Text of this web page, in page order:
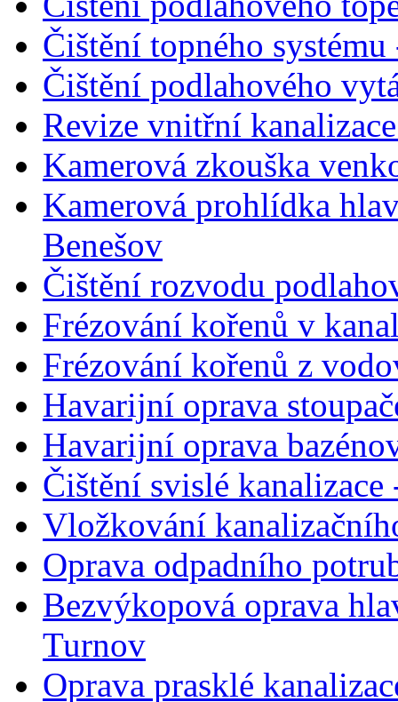
Čištění topného
Čištění podlahového
Revize vnitřní
Kamerová zkouška
Kamerová prohlídka
Benešov
Čištění rozvodu
Frézování kořenů v
Frézování kořenů z
Havarijní oprava
Havarijní oprava
Čištění svislé kanalizace
Vložkování
Oprava odpadního
Bezvýkopová oprava
Turnov
Oprava prasklé